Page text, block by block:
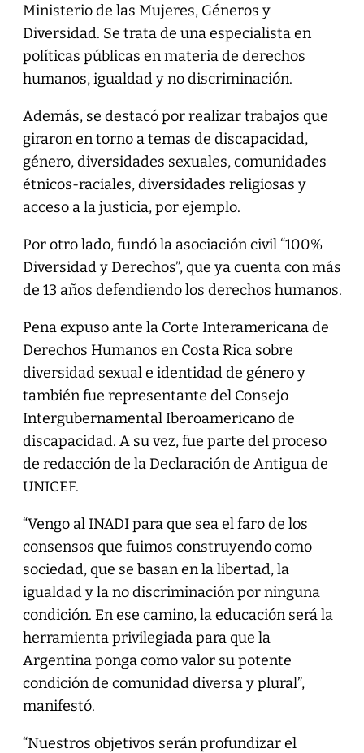
Ministerio de las Mujeres, Géneros y
Diversidad. Se trata de una especialista en
políticas públicas en materia de derechos
humanos, igualdad y no discriminación.
Además, se destacó por realizar trabajos que
giraron en torno a temas de discapacidad,
género, diversidades sexuales, comunidades
étnicos-raciales, diversidades religiosas y
acceso a la justicia, por ejemplo.
Por otro lado, fundó la asociación civil “100%
Diversidad y Derechos”, que ya cuenta con más
de 13 años defendiendo los derechos humanos.
Pena expuso ante la Corte Interamericana de
Derechos Humanos en Costa Rica sobre
diversidad sexual e identidad de género y
también fue representante del Consejo
Intergubernamental Iberoamericano de
discapacidad. A su vez, fue parte del proceso
de redacción de la Declaración de Antigua de
UNICEF.
“Vengo al INADI para que sea el faro de los
consensos que fuimos construyendo como
sociedad, que se basan en la libertad, la
igualdad y la no discriminación por ninguna
condición. En ese camino, la educación será la
herramienta privilegiada para que la
Argentina ponga como valor su potente
condición de comunidad diversa y plural”,
manifestó.
“Nuestros objetivos serán profundizar el